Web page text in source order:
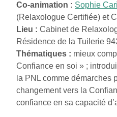
Co-animation : Sophie
(Relaxologue Certifiée) et
Lieu : Cabinet de
Résidence de la Tuilerie
Thématiques : mieux
Confiance en soi » ;
la PNL comme démarches
changement vers la
confiance en sa capacité